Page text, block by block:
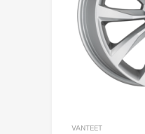
VANTEET